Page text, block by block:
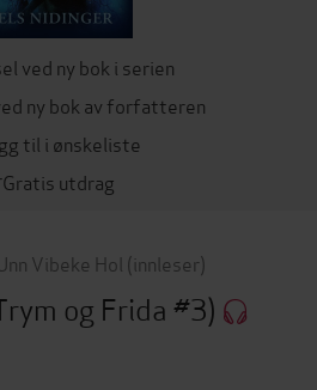
ved ny bok i serien
ny bok av forfatteren
til i ønskeliste
Gratis utdrag
Vibeke Hol (innleser)
og Frida #3)